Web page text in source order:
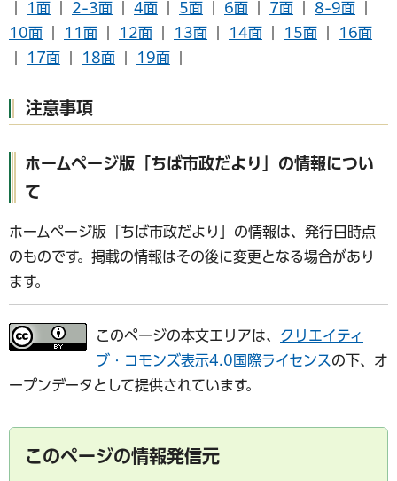
1面 2-3面 4面 5面 6面 7面 8-9面
10面
11面 12面 13面 14面 15面
16面
17面 18面 19面
注意事項
ホームページ版「ちば市政だより」の情報につい
て
ホームページ版「ちば市政だより」の情報は、発行日時点
のものです。掲載の情報はその後に変更となる場合があり
ます。
このページの本文エリアは、 クリエイティ
ブ・コモンズ表示4.0国際ライセンスの下、オ
ープンデータとして提供されています。
このページの情報発信元